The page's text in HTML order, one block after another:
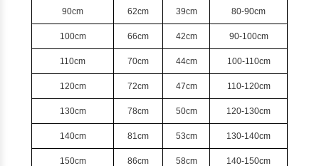
90cm 62cm 39cm 80-90cm
100cm 66cm 42cm 90-100cm
110cm 70cm 44cm 100-110cm
120cm 72cm 47cm 110-120cm
130cm 78cm 50cm 120-130cm
140cm 81cm 53cm 130-140cm
150cm 86cm 58cm 140-150cm